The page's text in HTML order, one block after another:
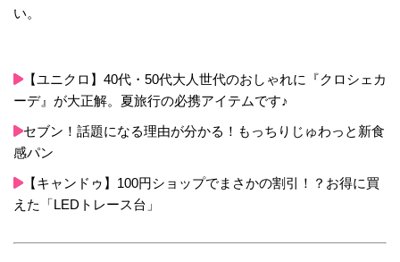
い。
【ユニクロ】40代・50代大人世代のおしゃれに『クロシェカ
ーデ』が大正解。夏旅行の必携アイテムです♪
セブン！話題になる理由が分かる！もっちりじゅわっと新食
感パン
【キャンドゥ】100円ショップでまさかの割引！？お得に買
えた「LEDトレース台」